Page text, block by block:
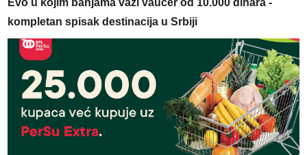
Evo u kojim banjama važi vaučer od 10.000 dinara -
kompletan spisak destinacija u Srbiji